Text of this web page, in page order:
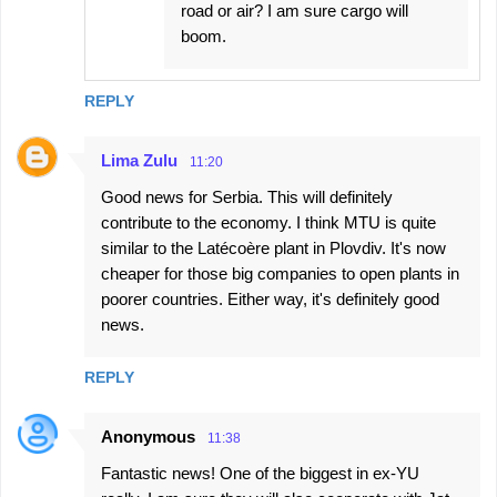
REPLY
road or air? I am sure cargo will
boom.
Lima Zulu 11:20
Good news for Serbia. This will definitely
contribute to the economy. I think MTU is quite
similar to the Latécoère plant in Plovdiv. It's now
cheaper for those big companies to open plants in
poorer countries. Either way, it's definitely good
news.
REPLY
Anonymous 11:38
Fantastic news! One of the biggest in ex-YU